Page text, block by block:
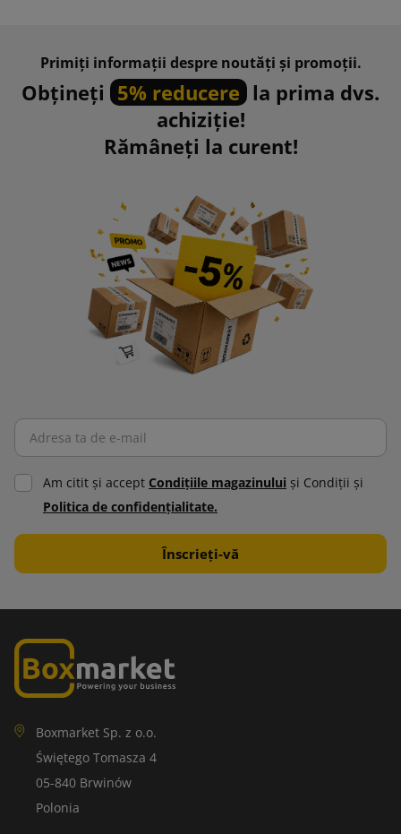
Primiți informații despre noutăți și promoții.
Obțineți 5% reducere la prima dvs.
achiziție!
Rămâneți la curent!
Am citit şi accept Condiţiile magazinului şi Condiţii şi
Politica de confidenţialitate.
Boxmarket Sp. z o.o.
Świętego Tomasza 4
05-840 Brwinów
Polonia